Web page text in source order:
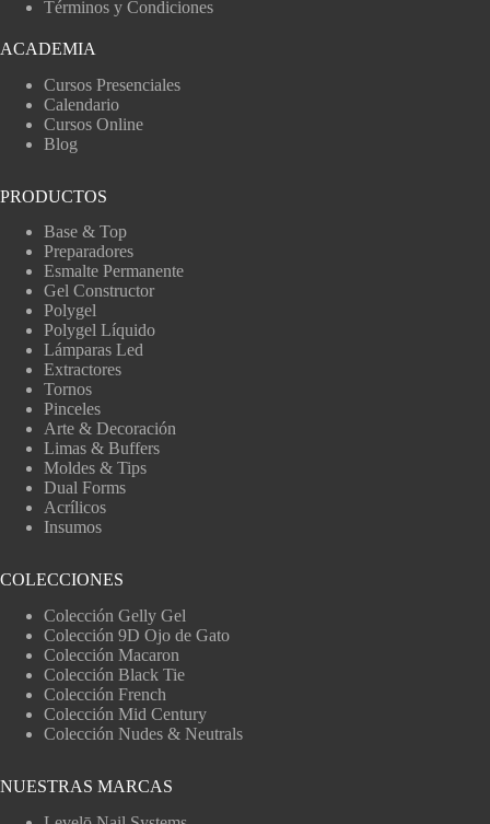
Términos y Condiciones
ACADEMIA
Cursos Presenciales
Calendario
Cursos Online
Blog
PRODUCTOS
Base & Top
Preparadores
Esmalte Permanente
Gel Constructor
Polygel
Polygel Líquido
Lámparas Led
Extractores
Tornos
Pinceles
Arte & Decoración
Limas & Buffers
Moldes & Tips
Dual Forms
Acrílicos
Insumos
COLECCIONES
Colección Gelly Gel
Colección 9D Ojo de Gato
Colección Macaron
Colección Black Tie
Colección French
Colección Mid Century
Colección Nudes & Neutrals
NUESTRAS MARCAS